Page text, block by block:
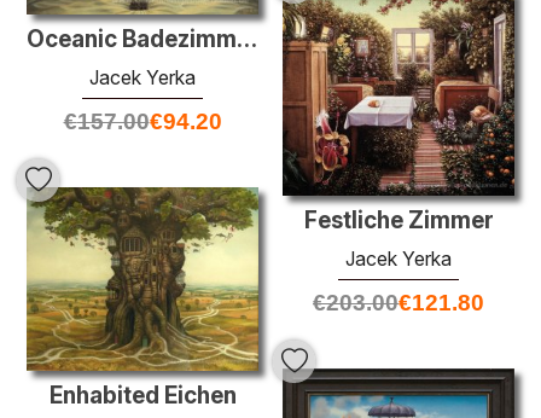
Oceanic Badezimmer
Jacek Yerka
€157.00€94.20
Festliche Zimmer
Jacek Yerka
€203.00€121.80
Enhabited Eichen